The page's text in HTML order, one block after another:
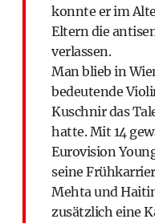
konnte er im
Eltern die
verlassen.
Man blieb in
bedeutende
Kuschnir das
hatte. Mit 14
Eurovision
seine
Mehta und
zusätzlich eine